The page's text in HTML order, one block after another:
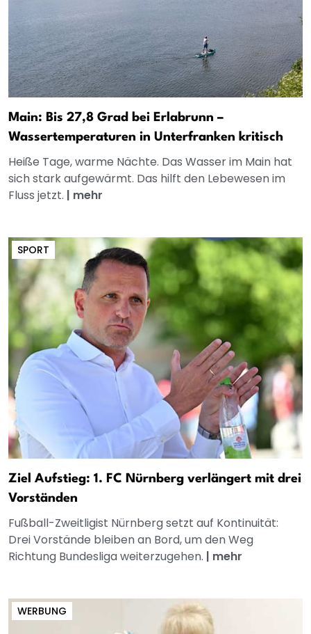
Main: Bis 27,8 Grad bei Erlabrunn –
Wassertemperaturen in Unterfranken kritisch
Heiße Tage, warme Nächte. Das Wasser im Main hat
sich stark aufgewärmt. Das hilft den Lebewesen im
Fluss jetzt. | mehr
SPORT
Ziel Aufstieg: 1. FC Nürnberg verlängert mit drei
Vorständen
Fußball-Zweitligist Nürnberg setzt auf Kontinuität:
Drei Vorstände bleiben an Bord, um den Weg
Richtung Bundesliga weiterzugehen. | mehr
WERBUNG